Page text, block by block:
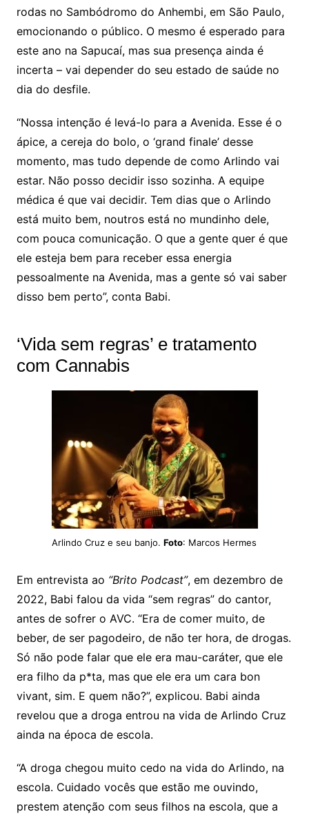
rodas no Sambódromo do Anhembi, em São Paulo,
emocionando o público. O mesmo é esperado para
este ano na Sapucaí, mas sua presença ainda é
incerta – vai depender do seu estado de saúde no
dia do desfile.
“Nossa intenção é levá-lo para a Avenida. Esse é o
ápice, a cereja do bolo, o ‘grand finale’ desse
momento, mas tudo depende de como Arlindo vai
estar. Não posso decidir isso sozinha. A equipe
médica é que vai decidir. Tem dias que o Arlindo
está muito bem, noutros está no mundinho dele,
com pouca comunicação. O que a gente quer é que
ele esteja bem para receber essa energia
pessoalmente na Avenida, mas a gente só vai saber
disso bem perto”, conta Babi.
‘Vida sem regras’ e tratamento
com Cannabis
Arlindo Cruz e seu banjo.Foto: Marcos Hermes
Em entrevista ao “Brito Podcast”, em dezembro de
2022, Babi falou da vida “sem regras” do cantor,
antes de sofrer o AVC. “Era de comer muito, de
beber, de ser pagodeiro, de não ter hora, de drogas.
Só não pode falar que ele era mau-caráter, que ele
era filho da p*ta, mas que ele era um cara bon
vivant, sim. E quem não?”, explicou. Babi ainda
revelou que a droga entrou na vida de Arlindo Cruz
ainda na época de escola.
“A droga chegou muito cedo na vida do Arlindo, na
escola. Cuidado vocês que estão me ouvindo,
prestem atenção com seus filhos na escola, que a